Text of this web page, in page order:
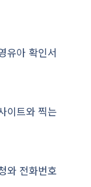
와 청년창업
유아 확인서